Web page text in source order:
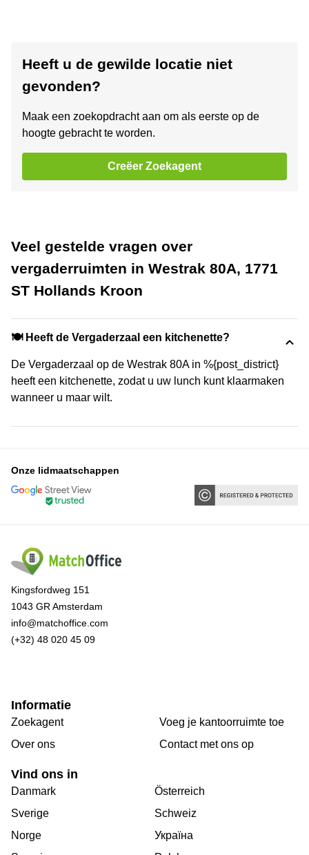
Heeft u de gewilde locatie niet
gevonden?
Maak een zoekopdracht aan om als eerste op de
hoogte gebracht te worden.
Creëer Zoekagent
Veel gestelde vragen over
vergaderruimten in Westrak 80A, 1771
ST Hollands Kroon
🍽️ Heeft de Vergaderzaal een kitchenette?
De Vergaderzaal op de Westrak 80A in %{post_district}
heeft een kitchenette, zodat u uw lunch kunt klaarmaken
wanneer u maar wilt.
Onze lidmaatschappen
Kingsfordweg 151
1043 GR Amsterdam
info@matchoffice.com
(+32) 48 020 45 09
Informatie
Zoekagent
Over ons
Voeg je kantoorruimte toe
Сontact met ons op
Vind ons in
Danmark
Sverige
Norge
Österreich
Schweiz
Україна